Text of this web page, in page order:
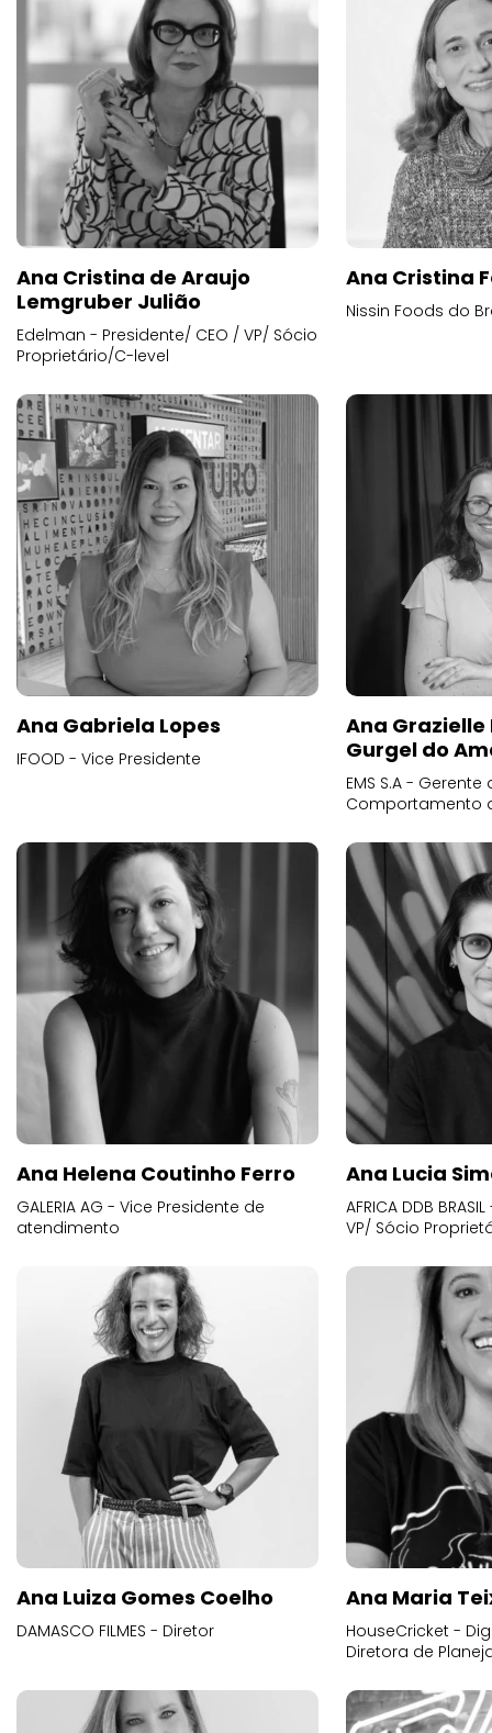
Ana Cristina de Araujo
Lemgruber Julião
Edelman - Presidente/ CEO / VP/ Sócio
Proprietário/C-level
Ana Cristina
Nissin Foods do
Ana Gabriela Lopes
IFOOD - Vice Presidente
Ana
Gurgel do
EMS S.A -
Comportamento
Ana Helena Coutinho Ferro
GALERIA AG - Vice Presidente de
atendimento
Ana Lucia
AFRICA DDB
VP/ Sócio
Ana Luiza Gomes Coelho
DAMASCO FILMES - Diretor
Ana Maria
HouseCricket -
Diretora de